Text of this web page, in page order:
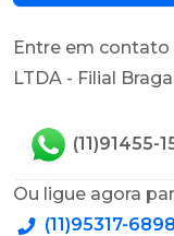
Entre em
LTDA - Filial
(11)91455-
Ou ligue agora
(11)95317-6898